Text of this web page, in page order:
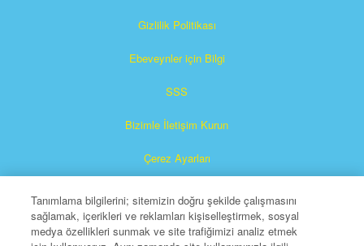
Gizlilik Politikası
Ebeveynler için Bilgi
SSS
Bizimle İletişim Kurun
Çerez Ayarları
Tanımlama bilgilerini; sitemizin doğru şekilde çalışmasını
sağlamak, içerikleri ve reklamları kişiselleştirmek, sosyal
medya özellikleri sunmak ve site trafiğimizi analiz etmek